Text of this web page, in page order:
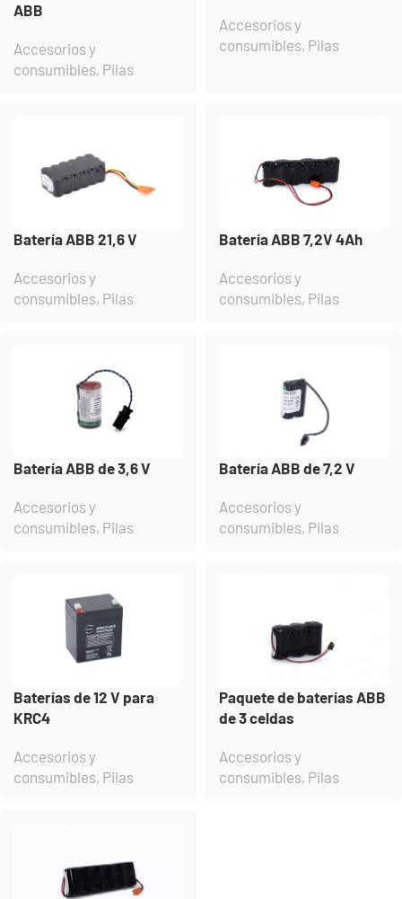
ABB
Accesorios y
consumibles, Pilas
Accesorios y
consumibles, Pilas
Batería ABB 21,6 V
Accesorios y
consumibles, Pilas
Batería ABB 7,2V 4Ah
Accesorios y
consumibles, Pilas
Batería ABB de 3,6 V
Accesorios y
consumibles, Pilas
Batería ABB de 7,2 V
Accesorios y
consumibles, Pilas
Baterías de 12 V para
KRC4
Accesorios y
consumibles, Pilas
Paquete de baterías ABB
de 3 celdas
Accesorios y
consumibles, Pilas